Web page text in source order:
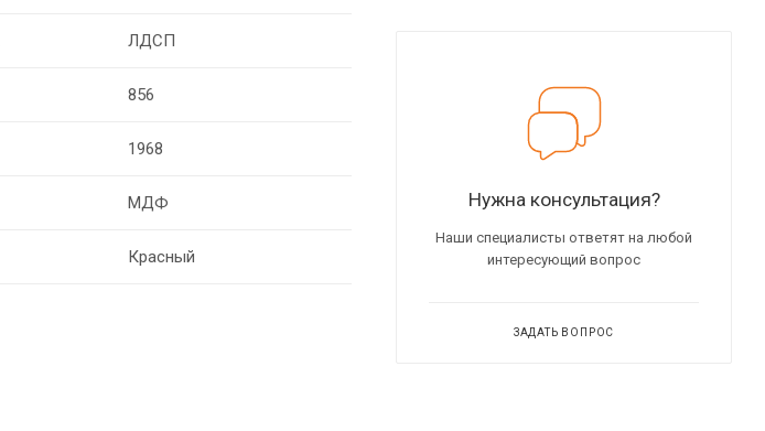
ЛДСП
856
1968
МДФ
Красный
Нужна консультация?
Наши специалисты ответят на любой
интересующий вопрос
ЗАДАТЬ ВОПРОС